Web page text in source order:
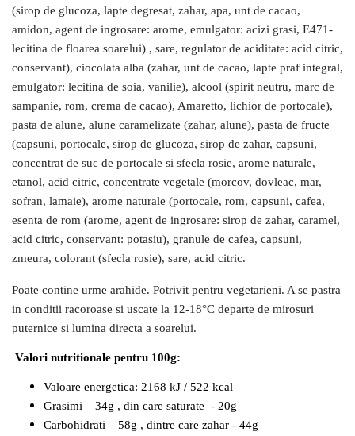
(sirop de glucoza, lapte degresat, zahar, apa, unt de cacao,
amidon, agent de ingrosare: arome, emulgator: acizi grasi, E471-
lecitina de floarea soarelui) , sare, regulator de aciditate: acid citric,
conservant), ciocolata alba (zahar, unt de cacao, lapte praf integral,
emulgator: lecitina de soia, vanilie), alcool (spirit neutru, marc de
sampanie, rom, crema de cacao), Amaretto, lichior de portocale),
pasta de alune, alune caramelizate (zahar, alune), pasta de fructe
(capsuni, portocale, sirop de glucoza, sirop de zahar, capsuni,
concentrat de suc de portocale si sfecla rosie, arome naturale,
etanol, acid citric, concentrate vegetale (morcov, dovleac, mar,
sofran, lamaie), arome naturale (portocale, rom, capsuni, cafea,
esenta de rom (arome, agent de ingrosare: sirop de zahar, caramel,
acid citric, conservant: potasiu), granule de cafea, capsuni,
zmeura, colorant (sfecla rosie), sare, acid citric.
Poate contine urme arahide. Potrivit pentru vegetarieni. A se pastra
in conditii racoroase si uscate la 12-18°C departe de mirosuri
puternice si lumina directa a soarelui.
Valori nutritionale pentru 100g:
Valoare energetica: 2168 kJ / 522 kcal
Grasimi – 34g , din care saturate - 20g
Carbohidrati – 58g , dintre care zahar - 44g